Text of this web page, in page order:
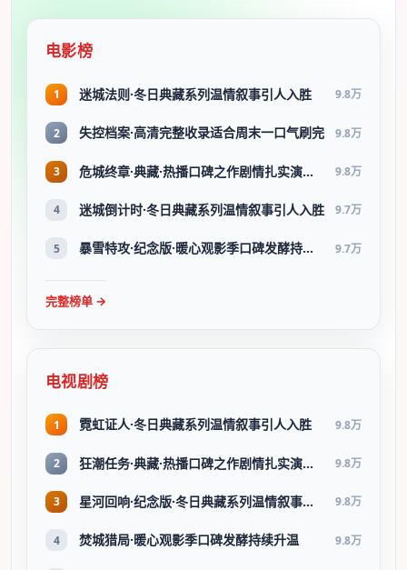
电影榜
1 迷城法则·冬日典藏系列温情叙事引人入胜 9.8万
2 失控档案·高清完整收录适合周末一口气刷完 9.8万
3 危城终章·典藏·热播口碑之作剧情扎实演技在线 9.8万
4 迷城倒计时·冬日典藏系列温情叙事引人入胜 9.7万
5 暴雪特攻·纪念版·暖心观影季口碑发酵持续升温 9.7万
完整榜单 →
电视剧榜
1 霓虹证人·冬日典藏系列温情叙事引人入胜 9.8万
2 狂潮任务·典藏·热播口碑之作剧情扎实演技在线 9.8万
3 星河回响·纪念版·冬日典藏系列温情叙事引人入胜 9.8万
4 焚城猎局·暖心观影季口碑发酵持续升温 9.8万